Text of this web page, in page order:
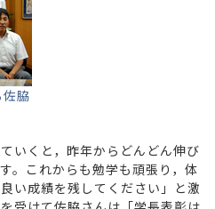
脇
いくと，昨年からどんどん伸び
。これからも勉学も頑張り，体
い成績を残してください」と激